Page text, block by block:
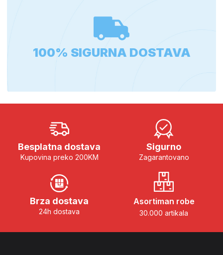
100% SIGURNA DOSTAVA
Besplatna dostava
Kupovina preko 200KM
Sigurno
Zagarantovano
Brza dostava
24h dostava
Asortiman robe
30.000 artikala